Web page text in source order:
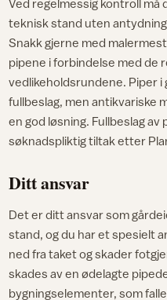
Ved regelmessig kontroll må
teknisk stand uten
Snakk gjerne med
pipene i forbindelse med de
vedlikeholdsrundene. Piper
fullbeslag, men antikvariske
en god løsning. Fullbeslag
søknadspliktig tiltak etter
Ditt ansvar
Det er ditt ansvar som
stand, og du har et spesielt
ned fra taket og skader
skades av en ødelagte
bygningselementer, som